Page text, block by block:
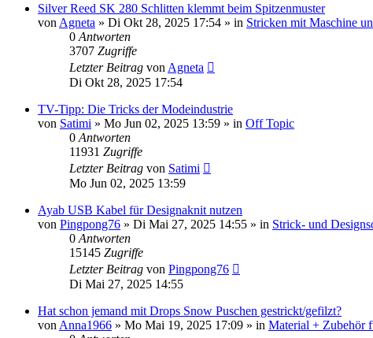
Silver Reed SK 280 Schlitten klemmt beim Spitzenmuster
von Agneta » Di Okt 28, 2025 17:54 » in Stricken mit Maschine
0 Antworten
3707 Zugriffe
Letzter Beitrag von Agneta
Di Okt 28, 2025 17:54
TV-Tipp: Die Tricks der Modeindustrie
von Satimi » Mo Jun 02, 2025 13:59 » in Off Topic
0 Antworten
11931 Zugriffe
Letzter Beitrag von Satimi
Mo Jun 02, 2025 13:59
Ayab USB Kabel für Designaknit nutzen
von Pingpong76 » Di Mai 27, 2025 14:55 » in Strick- und
0 Antworten
15145 Zugriffe
Letzter Beitrag von Pingpong76
Di Mai 27, 2025 14:55
Hat schon jemand mit Drops Snow Puschen gestrickt/gefilzt?
von Anna1966 » Mo Mai 19, 2025 17:09 » in Material + Zubehör